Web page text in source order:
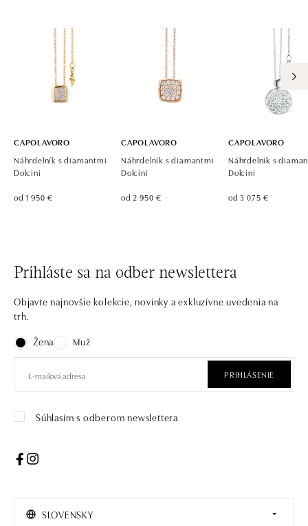
CAPOLAVORO
Náhrdelník s diamantmi
Dolcini
od 1 950 €
CAPOLAVORO
Náhrdelník s diamantmi
Dolcini
od 2 950 €
CAPOLAVORO
Náhrdelník s
Dolcini
od 3 075 €
Prihláste sa na odber newslettera
Objavte najnovšie kolekcie, novinky a exkluzívne uvedenia na
trh.
Žena
Muž
PRIHLÁSENIE
Súhlasím s odberom newslettera
SLOVENSKY